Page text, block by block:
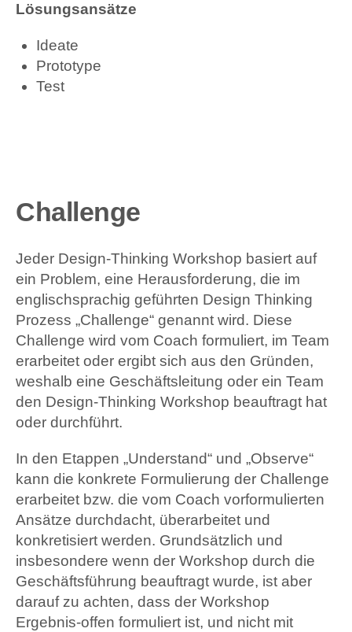
Lösungsansätze
Ideate
Prototype
Test
Challenge
Jeder Design-Thinking Workshop basiert auf
ein Problem, eine Herausforderung, die im
englischsprachig geführten Design Thinking
Prozess „Challenge“ genannt wird. Diese
Challenge wird vom Coach formuliert, im Team
erarbeitet oder ergibt sich aus den Gründen,
weshalb eine Geschäftsleitung oder ein Team
den Design-Thinking Workshop beauftragt hat
oder durchführt.
In den Etappen „Understand“ und „Observe“
kann die konkrete Formulierung der Challenge
erarbeitet bzw. die vom Coach vorformulierten
Ansätze durchdacht, überarbeitet und
konkretisiert werden. Grundsätzlich und
insbesondere wenn der Workshop durch die
Geschäftsführung beauftragt wurde, ist aber
darauf zu achten, dass der Workshop
Ergebnis-offen formuliert ist, und nicht mit